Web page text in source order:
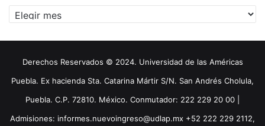
Archivos
Derechos Reservados © 2024. Universidad de las Américas
Puebla. Ex hacienda Sta. Catarina Mártir S/N. San Andrés Cholula,
Puebla. C.P. 72810. México. Conmutador: 222 229 20 00 |
Admisiones: informes.nuevoingreso@udlap.mx +52 222 229 2112,